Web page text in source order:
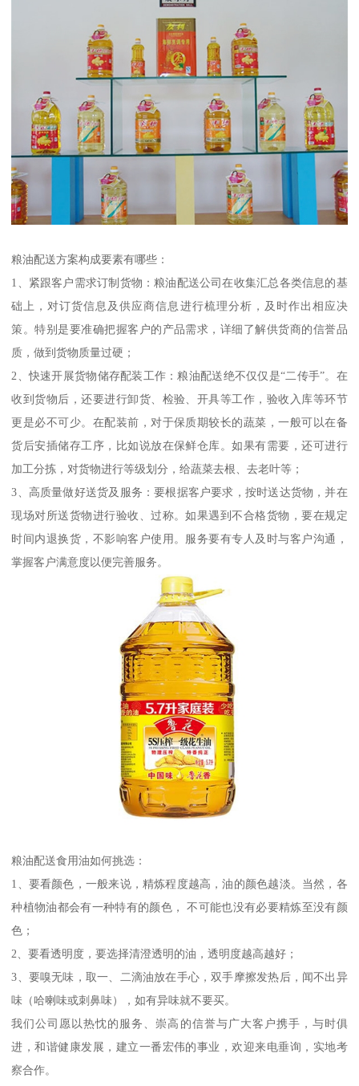
粮油配送方案构成要素有哪些：
1、紧跟客户需求订制货物：粮油配送公司在收集汇总各类信息的基
础上，对订货信息及供应商信息进行梳理分析，及时作出相应决
策。特别是要准确把握客户的产品需求，详细了解供货商的信誉品
质，做到货物质量过硬；
2、快速开展货物储存配装工作：粮油配送绝不仅仅是“二传手”。在
收到货物后，还要进行卸货、检验、开具等工作，验收入库等环节
更是必不可少。在配装前，对于保质期较长的蔬菜，一般可以在备
货后安插储存工序，比如说放在保鲜仓库。如果有需要，还可进行
加工分拣，对货物进行等级划分，给蔬菜去根、去老叶等；
3、高质量做好送货及服务：要根据客户要求，按时送达货物，并在
现场对所送货物进行验收、过称。如果遇到不合格货物，要在规定
时间内退换货，不影响客户使用。服务要有专人及时与客户沟通，
掌握客户满意度以便完善服务。
粮油配送食用油如何挑选：
1、要看颜色，一般来说，精炼程度越高，油的颜色越淡。当然，各
种植物油都会有一种特有的颜色， 不可能也没有必要精炼至没有颜
色；
2、要看透明度，要选择清澄透明的油，透明度越高越好；
3、要嗅无味，取一、二滴油放在手心，双手摩擦发热后，闻不出异
味（哈喇味或刺鼻味），如有异味就不要买。
我们公司愿以热忱的服务、崇高的信誉与广大客户携手，与时俱
进，和谐健康发展，建立一番宏伟的事业，欢迎来电垂询，实地考
察合作。